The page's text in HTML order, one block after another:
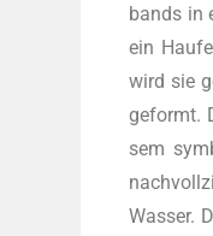
bands in
ein
wird sie
geformt.
sem
Was­ser.